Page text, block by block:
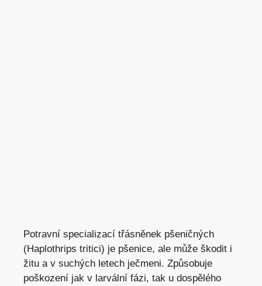
Potravní specializací třásněnek pšeničných
(Haplothrips tritici) je pšenice, ale může škodit i
žitu a v suchých letech ječmeni. Způsobuje
poškození jak v larvální fázi, tak u dospělého